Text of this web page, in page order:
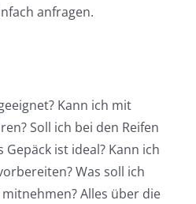
anfragen.
Kann ich mit
Soll ich bei den Reifen
Gepäck ist ideal? Kann ich
Was soll ich
Alles über die